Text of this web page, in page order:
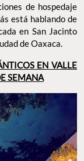
de hospedaje
está hablando de
en San Jacinto
de Oaxaca.
EN VALLE
SEMANA